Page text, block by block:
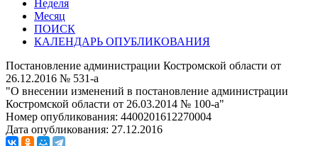
Неделя
Месяц
ПОИСК
КАЛЕНДАРЬ ОПУБЛИКОВАНИЯ
Постановление администрации Костромской области от
26.12.2016 № 531-а
"О внесении изменений в постановление администрации
Костромской области от 26.03.2014 № 100-а"
Номер опубликования: 4400201612270004
Дата опубликования: 27.12.2016